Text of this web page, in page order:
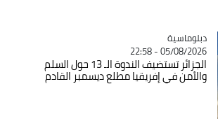
Catégorie
دبلوماسية
05/08/2026 - 22:58
الجزائر تستضيف الندوة الـ 13 حول السلم
والأمن في إفريقيا مطلع ديسمبر القادم